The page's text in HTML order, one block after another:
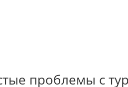
проблемы с